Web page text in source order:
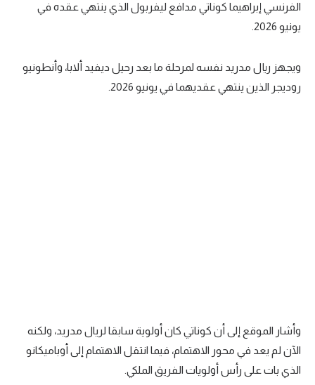
حكايات في الجول
فيديو في الجول
الفرنسي إبراهيما كوناتي مدافع ليفربول الذي ينتهي عقده في
يونيو 2026.
ويجهز ريال مدريد نفسه لمرحلة ما بعد رحيل ديفيد ألابا، وأنطونيو
روديجر الذين ينتهي عقديهما في يونيو 2026.
وأشار الموقع إلى أن كوناتي كان أولوية سابقا لريال مدريد، ولكنه
الآن لم يعد في محور الاهتمام، فيما انتقل الاهتمام إلى أوباميكانو
الذي بات على رأس أولويات الفريق الملكي.